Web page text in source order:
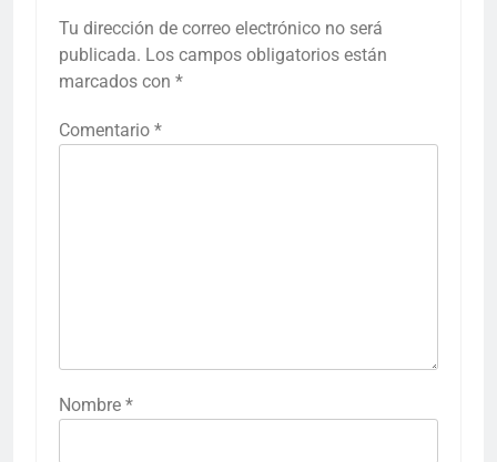
Tu dirección de correo electrónico no será
publicada. Los campos obligatorios están
marcados con *
Comentario *
Nombre *